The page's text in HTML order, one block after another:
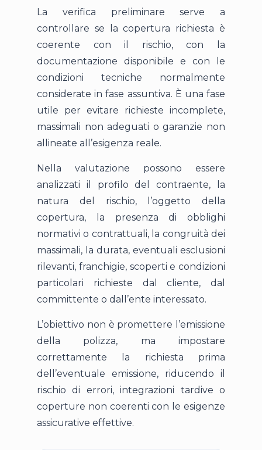
La verifica preliminare serve a
controllare se la copertura richiesta è
coerente con il rischio, con la
documentazione disponibile e con le
condizioni tecniche normalmente
considerate in fase assuntiva. È una fase
utile per evitare richieste incomplete,
massimali non adeguati o garanzie non
allineate all’esigenza reale.
Nella valutazione possono essere
analizzati il profilo del contraente, la
natura del rischio, l’oggetto della
copertura, la presenza di obblighi
normativi o contrattuali, la congruità dei
massimali, la durata, eventuali esclusioni
rilevanti, franchigie, scoperti e condizioni
particolari richieste dal cliente, dal
committente o dall’ente interessato.
L’obiettivo non è promettere l’emissione
della polizza, ma impostare
correttamente la richiesta prima
dell’eventuale emissione, riducendo il
rischio di errori, integrazioni tardive o
coperture non coerenti con le esigenze
assicurative effettive.